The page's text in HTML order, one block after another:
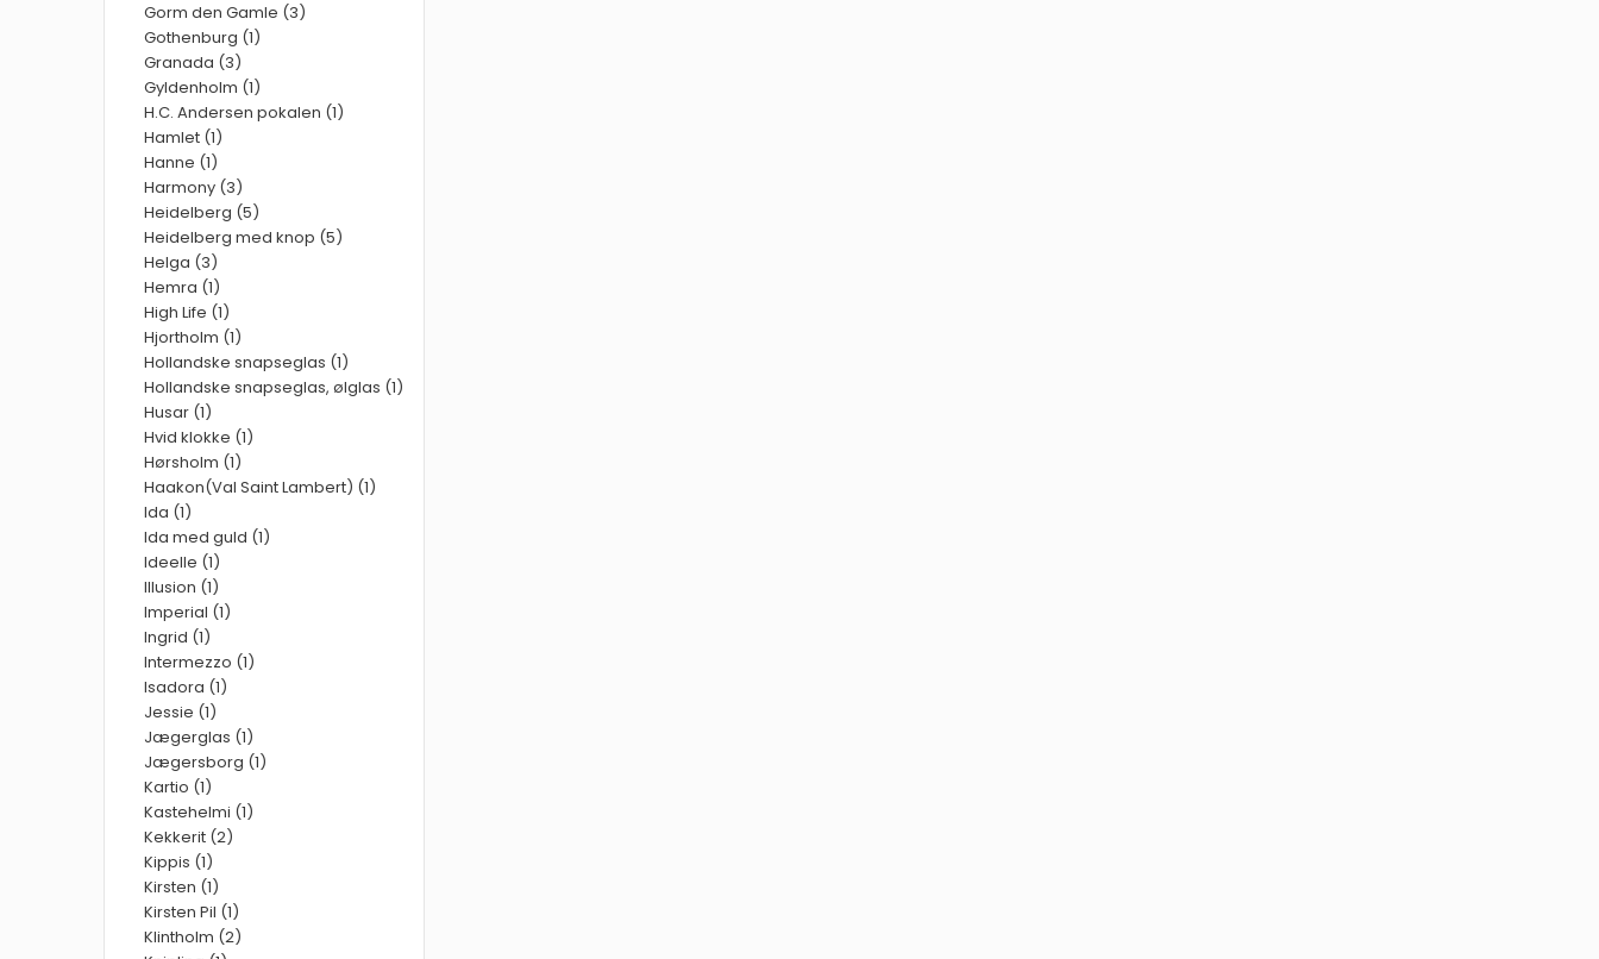
Gorm den Gamle (3)
Gothenburg (1)
Granada (3)
Gyldenholm (1)
H.C. Andersen pokalen (1)
Hamlet (1)
Hanne (1)
Harmony (3)
Heidelberg (5)
Heidelberg med knop (5)
Helga (3)
Hemra (1)
High Life (1)
Hjortholm (1)
Hollandske snapseglas (1)
Hollandske snapseglas, ølglas (1)
Husar (1)
Hvid klokke (1)
Hørsholm (1)
Haakon(Val Saint Lambert) (1)
Ida (1)
Ida med guld (1)
Ideelle (1)
Illusion (1)
Imperial (1)
Ingrid (1)
Intermezzo (1)
Isadora (1)
Jessie (1)
Jægerglas (1)
Jægersborg (1)
Kartio (1)
Kastehelmi (1)
Kekkerit (2)
Kippis (1)
Kirsten (1)
Kirsten Pil (1)
Klintholm (2)